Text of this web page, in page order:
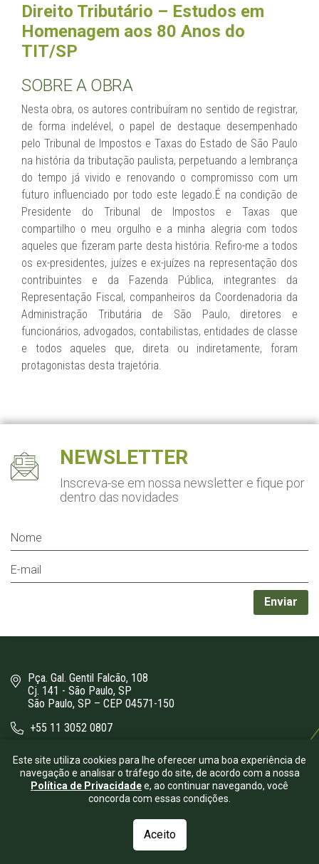
Direito Tributário – Estudos em
Homenagem aos 80 Anos do
TIT/SP
SOBRE A OBRA
Nesta obra, os autores contribuíram no sentido de registrar,
de forma indelével, o papel de destaque desempenhado
pelo Tribunal de Impostos e Taxas do Estado de São Paulo
na história da tributação paulista, perpetuando a lembrança
do tempo já vivido e renovando o compromisso com um
futuro influenciado por todo este legado.É na condição de
Presidente do Tribunal de Impostos e Taxas que
compartilho o meu orgulho e a minha alegria com todos
aqueles que fizeram parte desta história. Refiro-me a todos
os ex-presidentes, juízes e ex-juízes na representação dos
contribuintes e da Fazenda Pública, integrantes da
Representação Fiscal, companheiros da Coordenadoria da
Administração Tributária de São Paulo, diretores e
funcionários, advogados, contabilistas, entidades de classe
e todos aqueles que, direta ou indiretamente, foram
protagonistas desta trajetória.
NEWSLETTER
Inscreva-se em nossa newsletter e fique por
dentro das novidades
Pça. Gal. Gentil Falcão, 108
Cj. 141 - São Paulo, SP
São Paulo, SP – CEP 04571-150
+55 11 3052 0807
Bergamini Advogados- Todos os direitos reservados.
| Desenvolvido por
Este site utiliza cookies para lhe oferecer uma boa experiência de
navegação e analisar o tráfego do site, de acordo com a nossa
Política de Privacidadee, ao continuar navegando, você
concorda com essas condições.
Aceito